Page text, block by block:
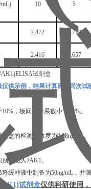
mL) 10 5
2.472 1.713
2.416 1.657
供示例，结果计算应以同次试
10%，板间变异系数小于10%。
盒的检测灵敏度为0.08ng/mL。
别重组人JAK1。
缓冲液中制备为50ng/mL，并
试剂盒仅供科研使用